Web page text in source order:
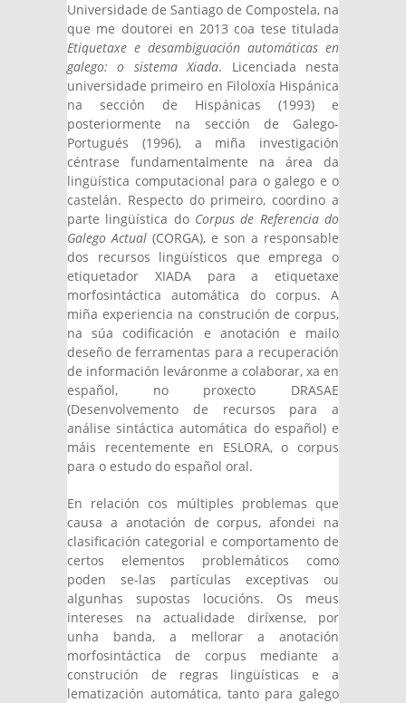
Universidade de Santiago de Compostela, na
que me doutorei en 2013 coa tese titulada
Etiquetaxe e desambiguación automáticas en
galego: o sistema Xiada. Licenciada nesta
universidade primeiro en Filoloxía Hispánica
na sección de Hispánicas (1993) e
posteriormente na sección de Galego-
Portugués (1996), a miña investigación
céntrase fundamentalmente na área da
lingüística computacional para o galego e o
castelán. Respecto do primeiro, coordino a
parte lingüística do Corpus de Referencia do
Galego Actual (CORGA), e son a responsable
dos recursos lingüísticos que emprega o
etiquetador XIADA para a etiquetaxe
morfosintáctica automática do corpus. A
miña experiencia na construción de corpus,
na súa codificación e anotación e mailo
deseño de ferramentas para a recuperación
de información leváronme a colaborar, xa en
español, no proxecto DRASAE
(Desenvolvemento de recursos para a
análise sintáctica automática do español) e
máis recentemente en ESLORA, o corpus
para o estudo do español oral.
En relación cos múltiples problemas que
causa a anotación de corpus, afondei na
clasificación categorial e comportamento de
certos elementos problemáticos como
poden se-las partículas exceptivas ou
algunhas supostas locucións. Os meus
intereses na actualidade diríxense, por
unha banda, a mellorar a anotación
morfosintáctica de corpus mediante a
construción de regras lingüísticas e a
lematización automática, tanto para galego